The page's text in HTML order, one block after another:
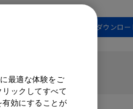
最適な体験をご
ックしてすべて
効にすることが
プレビュー | ダウンロー